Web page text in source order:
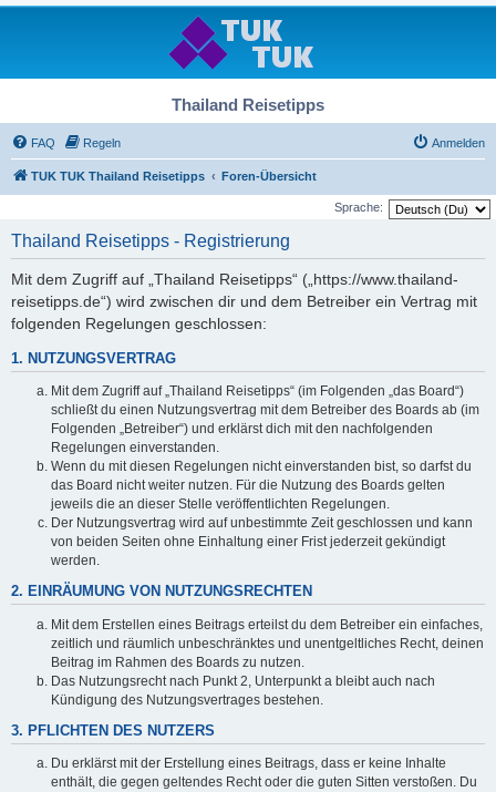
Thailand Reisetipps
FAQ Regeln Anmelden
TUK TUK Thailand Reisetipps Foren-Übersicht
Sprache:
Thailand Reisetipps - Registrierung
Mit dem Zugriff auf „Thailand Reisetipps“ („https://www.thailand-
reisetipps.de“) wird zwischen dir und dem Betreiber ein Vertrag mit
folgenden Regelungen geschlossen:
1. NUTZUNGSVERTRAG
Mit dem Zugriff auf „Thailand Reisetipps“ (im Folgenden „das Board“)
schließt du einen Nutzungsvertrag mit dem Betreiber des Boards ab (im
Folgenden „Betreiber“) und erklärst dich mit den nachfolgenden
Regelungen einverstanden.
Wenn du mit diesen Regelungen nicht einverstanden bist, so darfst du
das Board nicht weiter nutzen. Für die Nutzung des Boards gelten
jeweils die an dieser Stelle veröffentlichten Regelungen.
Der Nutzungsvertrag wird auf unbestimmte Zeit geschlossen und kann
von beiden Seiten ohne Einhaltung einer Frist jederzeit gekündigt
werden.
2. EINRÄUMUNG VON NUTZUNGSRECHTEN
Mit dem Erstellen eines Beitrags erteilst du dem Betreiber ein einfaches,
zeitlich und räumlich unbeschränktes und unentgeltliches Recht, deinen
Beitrag im Rahmen des Boards zu nutzen.
Das Nutzungsrecht nach Punkt 2, Unterpunkt a bleibt auch nach
Kündigung des Nutzungsvertrages bestehen.
3. PFLICHTEN DES NUTZERS
Du erklärst mit der Erstellung eines Beitrags, dass er keine Inhalte
enthält, die gegen geltendes Recht oder die guten Sitten verstoßen. Du